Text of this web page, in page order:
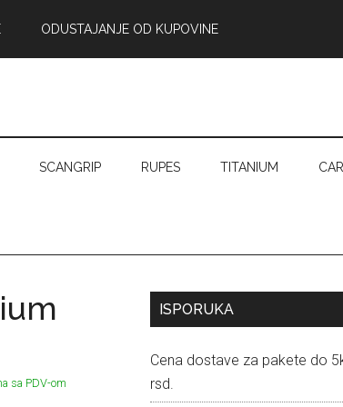
ODUSTAJANJE OD KUPOVINE
SCANGRIP RUPES TITANIUM
sa PDV-om
Primary
ISPORUKA
Cena dostave za pakete do
rsd.